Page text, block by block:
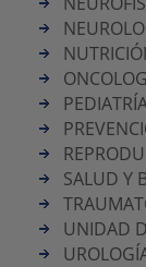
SALUD Y
UNIDAD